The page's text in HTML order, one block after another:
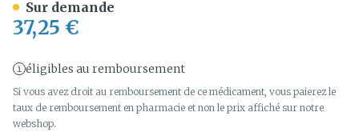
37,25 €
éligibles au remboursement
Si vous avez droit au remboursement de ce médicament, vous paierez le
taux de remboursement en pharmacie et non le prix affiché sur notre
webshop.
Sur demande